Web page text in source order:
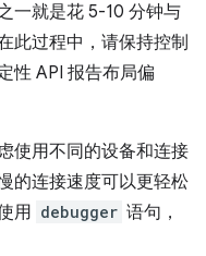
一就是花 5-10 分钟与
此过程中，请保持控制
性 API 报告布局偏
使用不同的设备和连接
的连接速度可以更轻松
用 debugger 语句，